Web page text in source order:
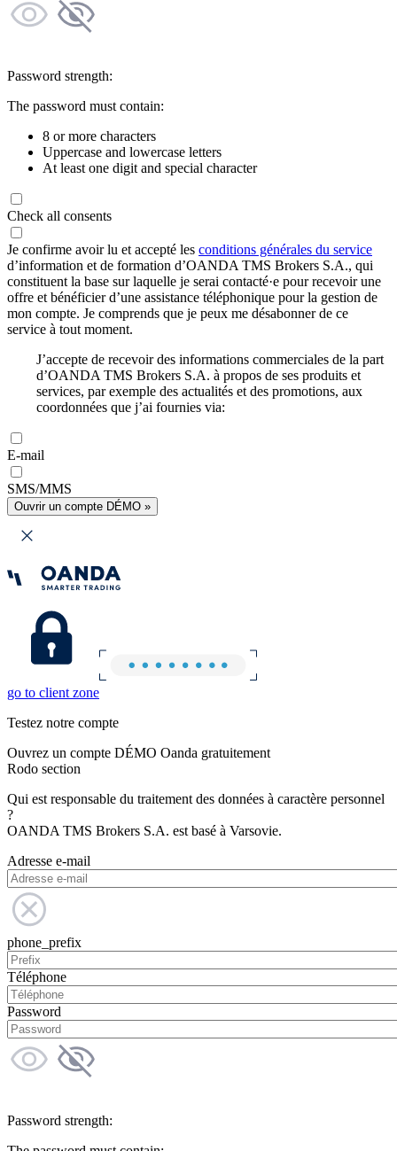
Password strength:
The password must contain:
8 or more characters
Uppercase and lowercase letters
At least one digit and special character
Check all consents
Je confirme avoir lu et accepté les conditions générales du service
d’information et de formation d’OANDA TMS Brokers S.A., qui
constituent la base sur laquelle je serai contacté·e pour recevoir une
offre et bénéficier d’une assistance téléphonique pour la gestion de
mon compte. Je comprends que je peux me désabonner de ce
service à tout moment.
J’accepte de recevoir des informations commerciales de la part
d’OANDA TMS Brokers S.A. à propos de ses produits et
services, par exemple des actualités et des promotions, aux
coordonnées que j’ai fournies via:
E-mail
SMS/MMS
Ouvrir un compte DÉMO »
go to client zone
Testez notre compte
Ouvrez un compte DÉMO Oanda gratuitement
Rodo section
Qui est responsable du traitement des données à caractère personnel
?
OANDA TMS Brokers S.A. est basé à Varsovie.
Adresse e-mail
phone_prefix
Téléphone
Password
Password strength: